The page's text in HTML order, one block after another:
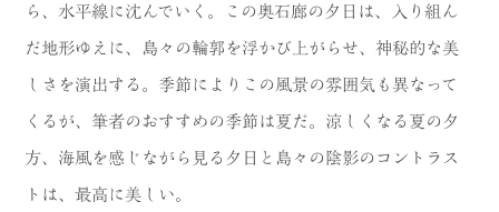
ら、水平線に沈んでいく。この奥石廊の夕日は、入り組ん
だ地形ゆえに、島々の輪郭を浮かび上がらせ、神秘的な美
しさを演出する。季節によりこの風景の雰囲気も異なって
くるが、筆者のおすすめの季節は夏だ。涼しくなる夏の夕
方、海風を感じながら見る夕日と島々の陰影のコントラス
トは、最高に美しい。